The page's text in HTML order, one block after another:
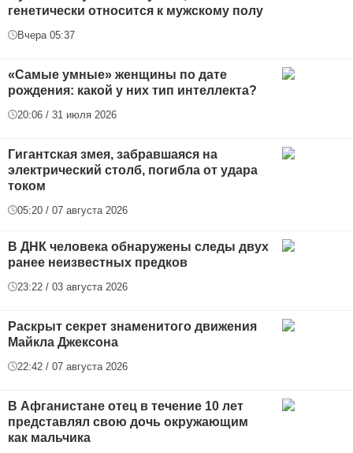
генетически относится к мужскому полу
Вчера 05:37
«Самые умные» женщины по дате
рождения: какой у них тип интеллекта?
20:06 / 31 июля 2026
Гигантская змея, забравшаяся на
электрический столб, погибла от удара
током
05:20 / 07 августа 2026
В ДНК человека обнаружены следы двух
ранее неизвестных предков
23:22 / 03 августа 2026
Раскрыт секрет знаменитого движения
Майкла Джексона
22:42 / 07 августа 2026
В Афганистане отец в течение 10 лет
представлял свою дочь окружающим
как мальчика